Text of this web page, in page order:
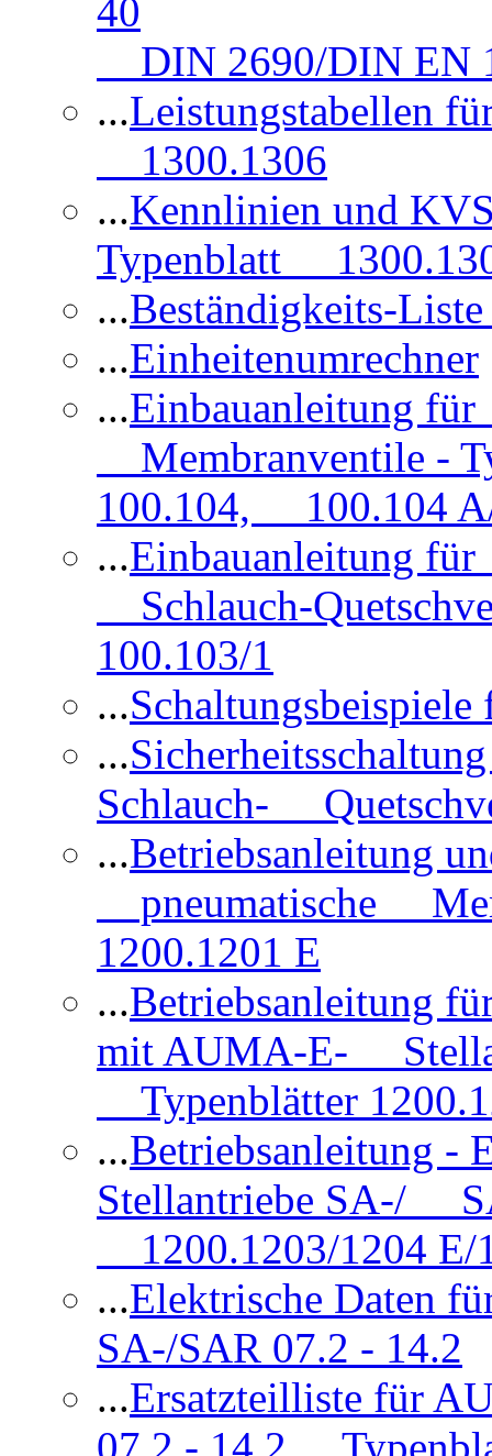
40
DIN 2690/DIN EN
...Leistungstabellen
1300.1306
...Kennlinien und
Typenblatt
...Beständigkeits-
...Einheitenumrechner
...Einbauanleitung
Membranventile -
100.104, 100.104
...Einbauanleitung
Schlauch-
100.103/1
...
...
Schlauch-
...Betriebsanleitung
pneumatische
1200.1201 E
...Betriebsanleitung
mit AUMA-E-
Typenblätter
...Betriebsanleitung
Stellantriebe SA-/
1200.1203/1204 E/
...Elektrische Daten
SA-/SAR 07.2 - 14.2
...Ersatzteilliste für
07.2 - 14.2